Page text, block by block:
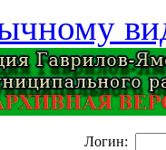
Логин: